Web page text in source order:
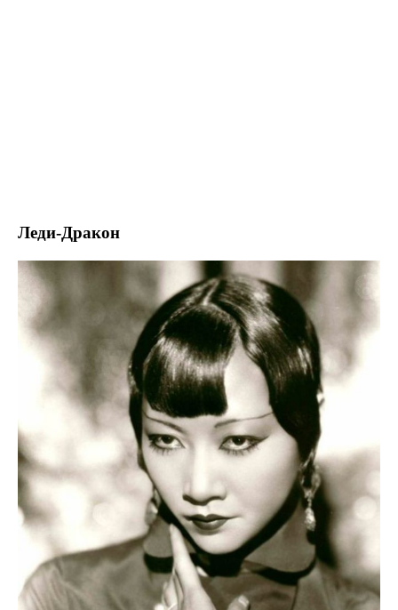
Леди-Дракон